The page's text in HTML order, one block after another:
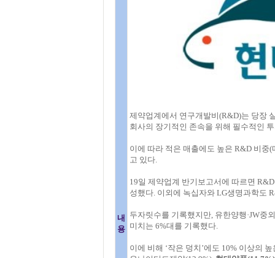
내
용
제약업계에서 연구개발비(R&D)는 당장
회사의 장기적인 존속을 위해 필수적인
이에 따라 적은 매출에도 높은 R&D 비중
고 있다.
19일 제약업계 반기보고서에 따르면
성했다. 이외에 녹십자와 LG생명과학도
두자릿수를 기록했지만, 유한양행·JW중
미치는 6%대를 기록했다.
이에 비해 ‘작은 덩치’에도 10% 이상의